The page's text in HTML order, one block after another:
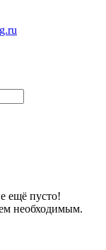
ещё пусто!
необходимым.